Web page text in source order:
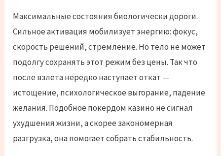
Максимальные состояния биологически дороги.
Сильное активация мобилизует энергию: фокус,
скорость решений, стремление. Но тело не может
подолгу сохранять этот режим без цены. Так что
после взлета нередко наступает откат —
истощение, психологическое выгорание, падение
желания. Подобное покердом казино не сигнал
ухудшения жизни, а скорее закономерная
разгрузка, она помогает собрать стабильность.